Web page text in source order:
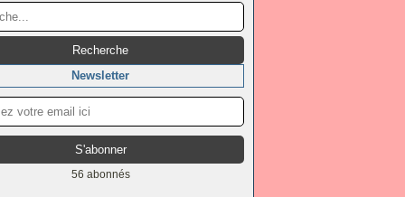
Newsletter
56 abonnés